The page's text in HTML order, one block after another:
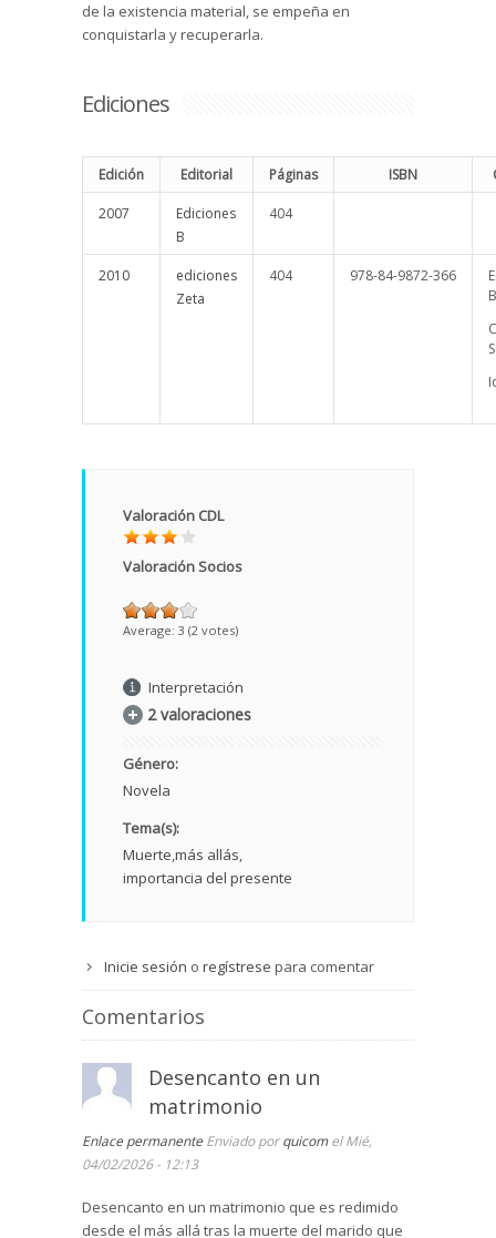
de la existencia material, se empeña en
conquistarla y recuperarla.
Ediciones
Edición Editorial Páginas ISBN
2007
Ediciones
B
404
2010
ediciones
Zeta
404 978-84-9872-366
Valoración CDL
Valoración Socios
Average: 3 (2 votes)
Interpretación
2 valoraciones
Género:
Novela
Tema(s):
Muerte más allás
importancia del presente
Inicie sesión o regístrese para comentar
Comentarios
Desencanto en un
matrimonio
Enlace permanente Enviado porquicomel Mié,
04/02/2026 - 12:13
Desencanto en un matrimonio que es redimido
desde el más allá tras la muerte del marido que